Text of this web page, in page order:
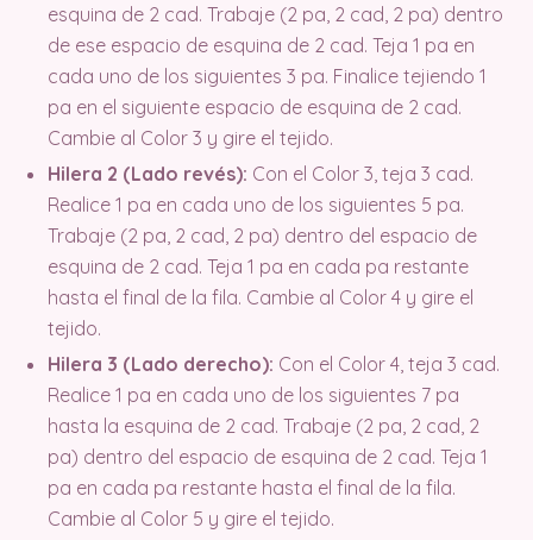
esquina de 2 cad. Trabaje (2 pa, 2 cad, 2 pa) dentro
de ese espacio de esquina de 2 cad. Teja 1 pa en
cada uno de los siguientes 3 pa. Finalice tejiendo 1
pa en el siguiente espacio de esquina de 2 cad.
Cambie al Color 3 y gire el tejido.
Hilera 2 (Lado revés): Con el Color 3, teja 3 cad.
Realice 1 pa en cada uno de los siguientes 5 pa.
Trabaje (2 pa, 2 cad, 2 pa) dentro del espacio de
esquina de 2 cad. Teja 1 pa en cada pa restante
hasta el final de la fila. Cambie al Color 4 y gire el
tejido.
Hilera 3 (Lado derecho): Con el Color 4, teja 3 cad.
Realice 1 pa en cada uno de los siguientes 7 pa
hasta la esquina de 2 cad. Trabaje (2 pa, 2 cad, 2
pa) dentro del espacio de esquina de 2 cad. Teja 1
pa en cada pa restante hasta el final de la fila.
Cambie al Color 5 y gire el tejido.